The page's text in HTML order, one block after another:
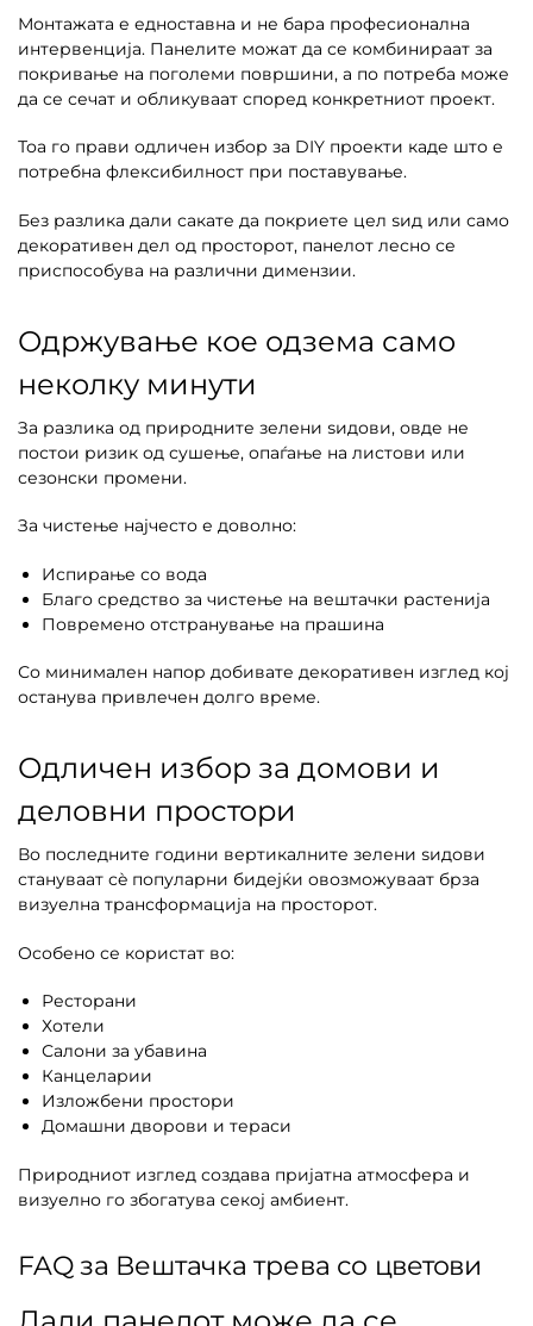
Монтажата е едноставна и не бара професионална
интервенција. Панелите можат да се комбинираат за
покривање на поголеми површини, а по потреба може
да се сечат и обликуваат според конкретниот проект.
Тоа го прави одличен избор за DIY проекти каде што е
потребна флексибилност при поставување.
Без разлика дали сакате да покриете цел ѕид или само
декоративен дел од просторот, панелот лесно се
приспособува на различни димензии.
Одржување кое одзема само
неколку минути
За разлика од природните зелени ѕидови, овде не
постои ризик од сушење, опаѓање на листови или
сезонски промени.
За чистење најчесто е доволно:
Испирање со вода
Благо средство за чистење на вештачки растенија
Повремено отстранување на прашина
Со минимален напор добивате декоративен изглед кој
останува привлечен долго време.
Одличен избор за домови и
деловни простори
Во последните години вертикалните зелени ѕидови
стануваат сè популарни бидејќи овозможуваат брза
визуелна трансформација на просторот.
Особено се користат во:
Ресторани
Хотели
Салони за убавина
Канцеларии
Изложбени простори
Домашни дворови и тераси
Природниот изглед создава пријатна атмосфера и
визуелно го збогатува секој амбиент.
FAQ за Вештачка трева со цветови